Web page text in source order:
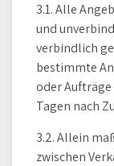
3.1. Alle
und
verbindlich
bestimmte
oder Aufträge
Tagen nach
3.2. Allein
zwischen